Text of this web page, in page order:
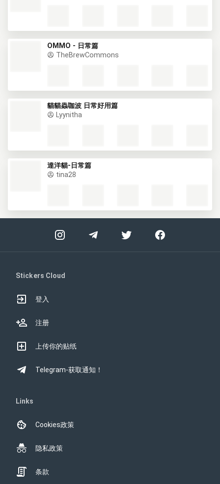
OMMO - 日常篇
TheBrewCommons
貓貓蟲咖波 日常好用篇
Lyynitha
達洋貓-日常篇
tina28
Stickers Cloud
登入
注册
上传你的贴纸
Telegram-获取通知！
Links
Cookies政策
隐私政策
条款